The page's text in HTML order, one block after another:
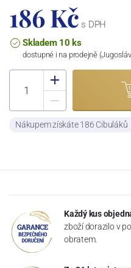
186 Kč s DPH
Skladem 10 ks
dostupné i na prodejně
Nákupem získáte 186 Cibuláků
Každý kus
zboží dorazilo v
obratem.